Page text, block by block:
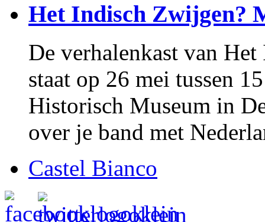
Het Indisch Zwijgen?
De verhalenkast van
staat op 26 mei tussen
Historisch Museum in
over je band met
Castel Bianco